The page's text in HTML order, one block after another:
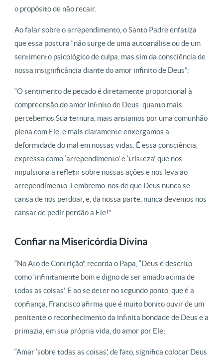
o propósito de não recair.
Ao falar sobre o arrependimento, o Santo Padre enfatiza
que essa postura “não surge de uma autoanálise ou de um
sentimento psicológico de culpa, mas sim da consciência de
nossa insignificância diante do amor infinito de Deus”:
“O sentimento de pecado é diretamente proporcional à
compreensão do amor infinito de Deus: quanto mais
percebemos Sua ternura, mais ansiamos por uma comunhão
plena com Ele, e mais claramente enxergamos a
deformidade do mal em nossas vidas. É essa consciência,
expressa como ‘arrependimento’ e ‘tristeza’, que nos
impulsiona a refletir sobre nossas ações e nos leva ao
arrependimento. Lembremo-nos de que Deus nunca se
cansa de nos perdoar, e, da nossa parte, nunca devemos nos
cansar de pedir perdão a Ele!”
Confiar na Misericórdia Divina
“No Ato de Contrição”, recorda o Papa, “Deus é descrito
como ‘infinitamente bom e digno de ser amado acima de
todas as coisas’. E ao se deter no segundo ponto, que é a
confiança, Francisco afirma que é muito bonito ouvir de um
penitente o reconhecimento da infinita bondade de Deus e a
primazia, em sua própria vida, do amor por Ele:
“Amar ‘sobre todas as coisas’, de fato, significa colocar Deus